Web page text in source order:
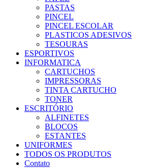
PASTAS
PINCEL
PINCEL ESCOLAR
PLASTICOS ADESIVOS
TESOURAS
ESPORTIVOS
INFORMATICA
CARTUCHOS
IMPRESSORAS
TINTA CARTUCHO
TONER
ESCRITÓRIO
ALFINETES
BLOCOS
ESTANTES
UNIFORMES
TODOS OS PRODUTOS
Contato